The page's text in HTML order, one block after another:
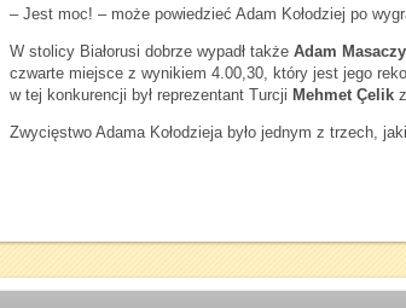
– Jest moc! – może powiedzieć Adam Kołodziej po
W stolicy Białorusi dobrze wypadł także Adam
czwarte miejsce z wynikiem 4.00,30, który jest jego
w tej konkurencji był reprezentant Turcji Mehmet Çelik
Zwycięstwo Adama Kołodzieja było jednym z trzech,